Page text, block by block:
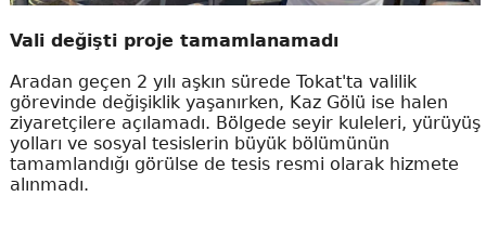
Vali değişti proje tamamlanamadı
Aradan geçen 2 yılı aşkın sürede Tokat'ta valilik
görevinde değişiklik yaşanırken, Kaz Gölü ise halen
ziyaretçilere açılamadı. Bölgede seyir kuleleri, yürüyüş
yolları ve sosyal tesislerin büyük bölümünün
tamamlandığı görülse de tesis resmi olarak hizmete
alınmadı.